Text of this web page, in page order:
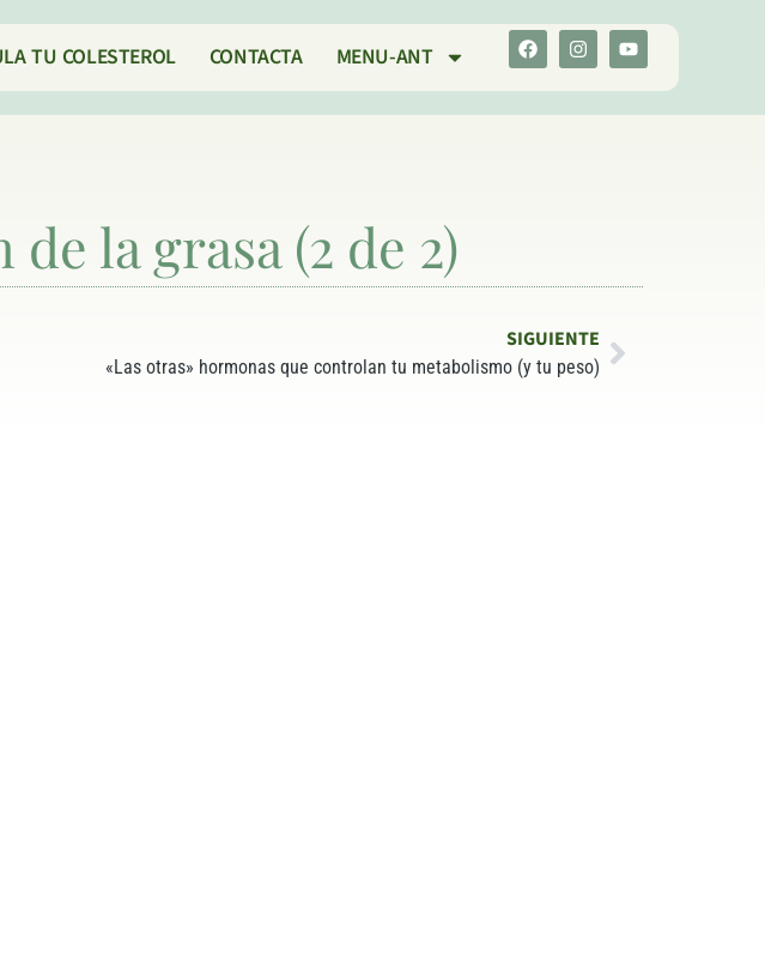
TU COLESTEROL CONTACTA MENU-ANT
la grasa (2 de 2)
SIGUIENTE
«Las otras» hormonas que controlan tu metabolismo (y tu peso)